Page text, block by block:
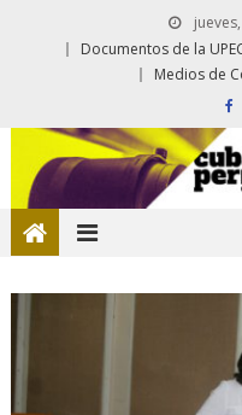
Documentos de la
Medios de